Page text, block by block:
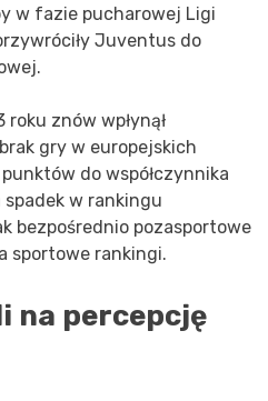
w fazie pucharowej Ligi
Juventus do
znów wpłynął
gry w europejskich
do współczynnika
spadek w rankingu
bezpośrednio pozasportowe
sportowe rankingi.
na percepcję